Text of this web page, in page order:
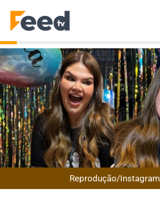
Reprodução/Instagram